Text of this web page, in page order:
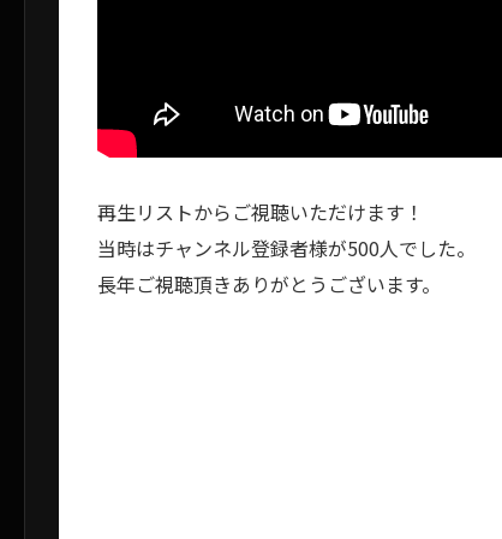
再生リストからご視聴いただけます！
当時はチャンネル登録者様が500人でした。
長年ご視聴頂きありがとうございます。